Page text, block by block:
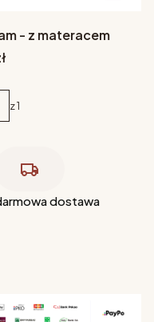
- z materacem
z 1
dostawa